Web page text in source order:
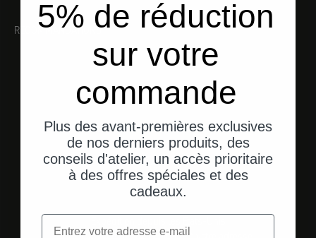
RECOMMANDATIONS
5% de réduction
sur votre
commande
Plus des avant-premières exclusives
de nos derniers produits, des
conseils d'atelier, un accès prioritaire
à des offres spéciales et des
cadeaux.
Email